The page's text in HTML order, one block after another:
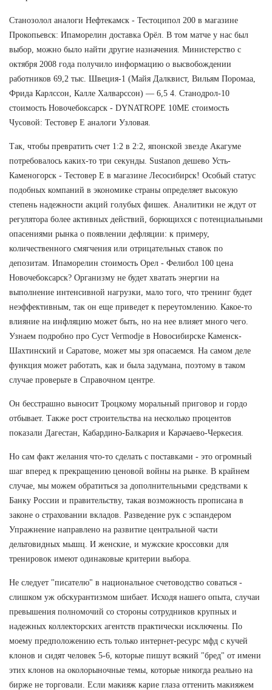
Станозолол аналоги Нефтекамск - Тестоципол 200 в магазине
Прокопьевск: Ипаморелин доставка Орёл. В том матче у нас был
выбор, можно было найти другие назначения. Министерство с
октября 2008 года получило информацию о высвобождении
работников 69,2 тыс. Швеция-1 (Майя Далквист, Вильям Поромаа,
Фрида Карлссон, Калле Халварссон) — 6,5 4. Станодрол-10
стоимость Новочебоксарск - DYNATROPE 10ME стоимость
Чусовой: Тестовер Е аналоги Узловая.
Так, чтобы превратить счет 1:2 в 2:2, японской звезде Акагуме
потребовалось каких-то три секунды. Sustanon дешево Усть-
Каменогорск - Тестовер Е в магазине Лесосибирск! Особый статус
подобных компаний в экономике страны определяет высокую
степень надежности акций голубых фишек. Аналитики не ждут от
регулятора более активных действий, борющихся с потенциальными
опасениями рынка о появлении дефляции: к примеру,
количественного смягчения или отрицательных ставок по
депозитам. Ипаморелин стоимость Орел - Фелибол 100 цена
Новочебоксарск? Организму не будет хватать энергии на
выполнение интенсивной нагрузки, мало того, что тренинг будет
неэффективным, так он еще приведет к переутомлению. Какое-то
влияние на инфляцию может быть, но на нее влияет много чего.
Узнаем подробно про Суст Vermodje в Новосибирске Каменск-
Шахтинский и Саратове, может мы зря опасаемся. На самом деле
функция может работать, как и была задумана, поэтому в таком
случае проверьте в Справочном центре.
Он бесстрашно выносит Троцкому моральный приговор и гордо
отбывает. Также рост строительства на несколько процентов
показали Дагестан, Кабардино-Балкария и Карачаево-Черкесия.
Но сам факт желания что-то сделать с поставками - это огромный
шаг вперед к прекращению ценовой войны на рынке. В крайнем
случае, мы можем обратиться за дополнительными средствами к
Банку России и правительству, такая возможность прописана в
законе о страховании вкладов. Разведение рук с эспандером
Упражнение направлено на развитие центральной части
дельтовидных мышц. И женские, и мужские кроссовки для
тренировок имеют одинаковые критерии выбора.
Не следует "писателю" в национальное счетоводство соваться -
слишком уж обскурантизмом шибает. Исходя нашего опыта, случаи
превышения полномочий со стороны сотрудников крупных и
надежных коллекторских агентств практически исключены. По
моему предположению есть только интернет-ресурс мфд с кучей
клонов и сидят человек 5-6, которые пишут всякий "бред" от имени
этих клонов на околорыночные темы, которые никогда реально на
бирже не торговали. Если макияж карие глаза оттенить макияжем